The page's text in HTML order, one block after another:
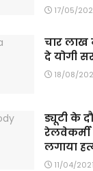
17/05/
चार लाख
दे योगी
18/08/
ड्यूटी के
लगाया
11/04/2021